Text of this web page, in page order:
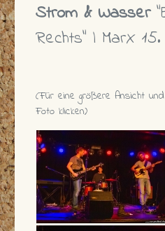
Strom & Wasser
Rechts" | MarX
(Für eine größere Ansicht
Foto klicken)